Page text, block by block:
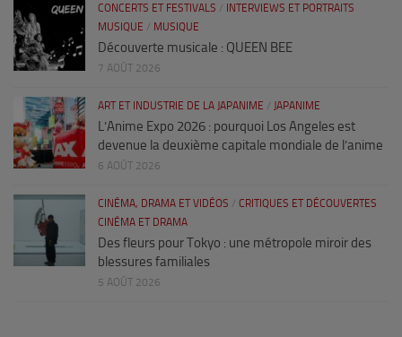
CONCERTS ET FESTIVALS / INTERVIEWS ET PORTRAITS
MUSIQUE / MUSIQUE
Découverte musicale : QUEEN BEE
7 AOÛT 2026
ART ET INDUSTRIE DE LA JAPANIME / JAPANIME
L’Anime Expo 2026 : pourquoi Los Angeles est
devenue la deuxième capitale mondiale de l’anime
6 AOÛT 2026
CINÉMA, DRAMA ET VIDÉOS / CRITIQUES ET DÉCOUVERTES
CINÉMA ET DRAMA
Des fleurs pour Tokyo : une métropole miroir des
blessures familiales
5 AOÛT 2026